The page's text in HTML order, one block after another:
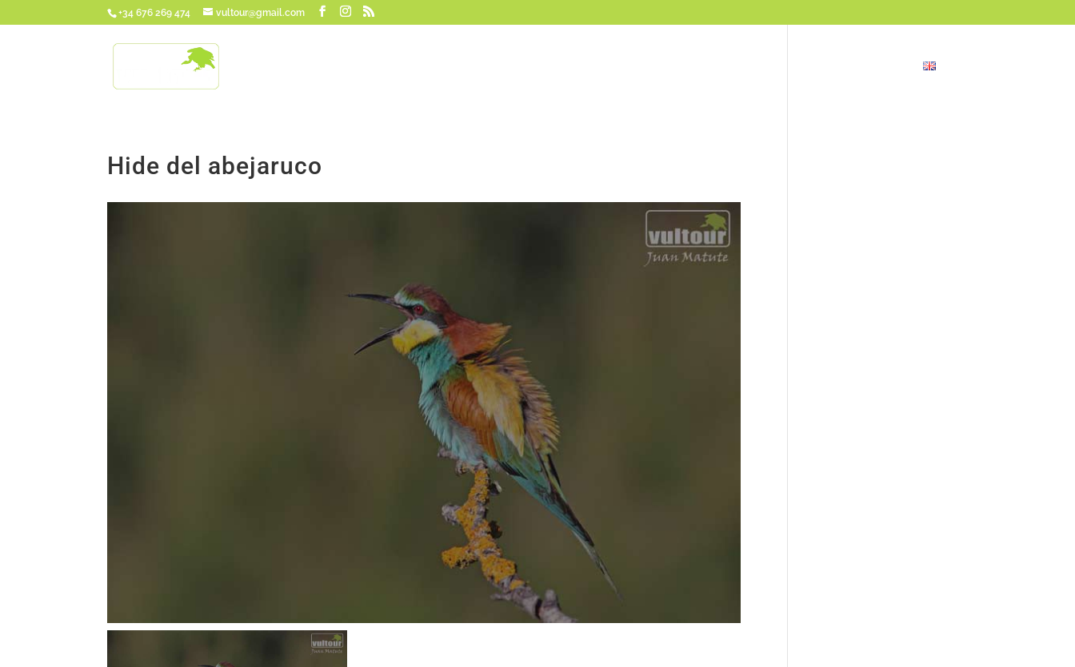
+34 676 269 474 vultour@gmail.com
Hide del abejaruco